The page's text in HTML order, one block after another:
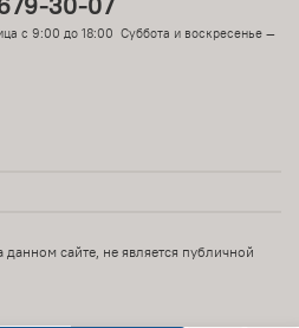
с 9:00 до 18:00 Суббота и воскресенье —
сайте, не является публичной